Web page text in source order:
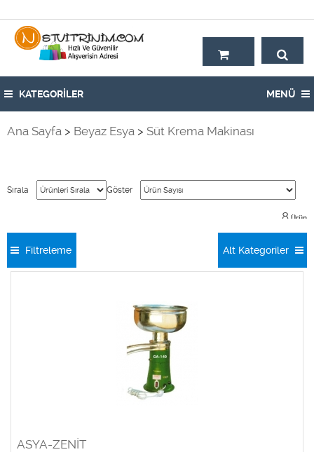
KATEGORİLER MENÜ
Ana Sayfa > Beyaz Esya > Süt Krema Makinası
Sırala Göster
8 Ürün
Filtreleme Alt Kategoriler
ASYA-ZENİT